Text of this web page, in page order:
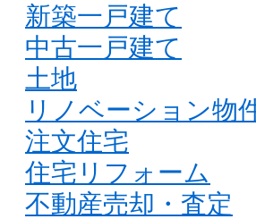
新築一戸建て
中古一戸建て
土地
リノベーション物
注文住宅
住宅リフォーム
不動産売却・査定